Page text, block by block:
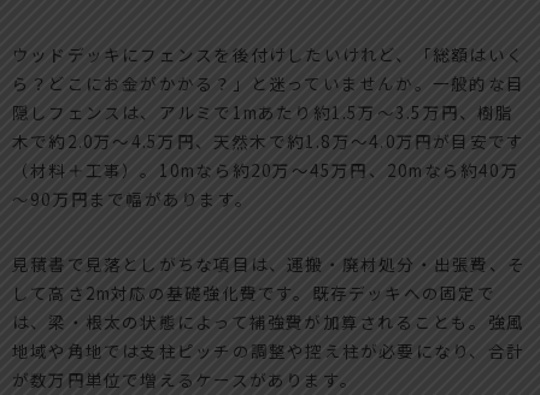
ウッドデッキにフェンスを後付けしたいけれど、「総額はいく
ら？どこにお金がかかる？」と迷っていませんか。一般的な目
隠しフェンスは、アルミで1mあたり約1.5万～3.5万円、樹脂
木で約2.0万～4.5万円、天然木で約1.8万～4.0万円が目安です
（材料＋工事）。10mなら約20万～45万円、20mなら約40万
～90万円まで幅があります。
見積書で見落としがちな項目は、運搬・廃材処分・出張費、そ
して高さ2m対応の基礎強化費です。既存デッキへの固定で
は、梁・根太の状態によって補強費が加算されることも。強風
地域や角地では支柱ピッチの調整や控え柱が必要になり、合計
が数万円単位で増えるケースがあります。